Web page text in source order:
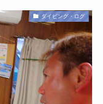
ダイビング・ログ